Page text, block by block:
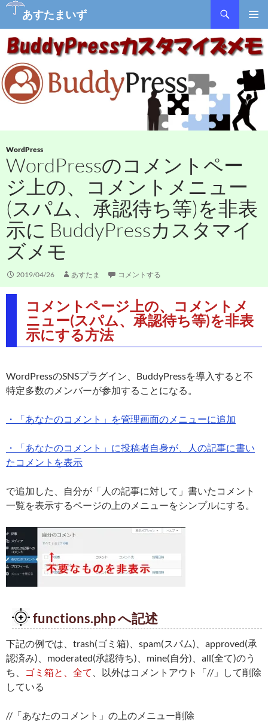
あすたまいず
ニュー
ン
テ
ン
ツ
へ
ス
WordPress
WordPressのコメントペー
ジ上の、コメントメニュー
(スパム、承認待ち等)を非表
示に BuddyPressカスタマイ
ズメモ
2019/04/26 あすたま コメントする
コメントページ上の、コメントメ
ニュー(スパム、承認待ち等)を非表
示にする方法
WordPressのSNSプラグイン、BuddyPressを導入すると不
特定多数のメンバーが参加することになる。
・「あなたのコメント」を管理画面のメニューに追加
・「あなたのコメント」に投稿者自身が、人の記事に書い
たコメントを表示
で追加した、自分が「人の記事に対して」書いたコメント
一覧を表示するページの上のメニューをシンプルにする。
functions.php へ記述
下記の例では、trash(ゴミ箱)、spam(スパム)、approved(承
認済み)、moderated(承認待ち)、mine(自分)、all(全て)のう
ち、
ゴミ箱と、全て
、以外はコメントアウト「//」して削除
している
//「あなたのコメント」の上のメニュー削除